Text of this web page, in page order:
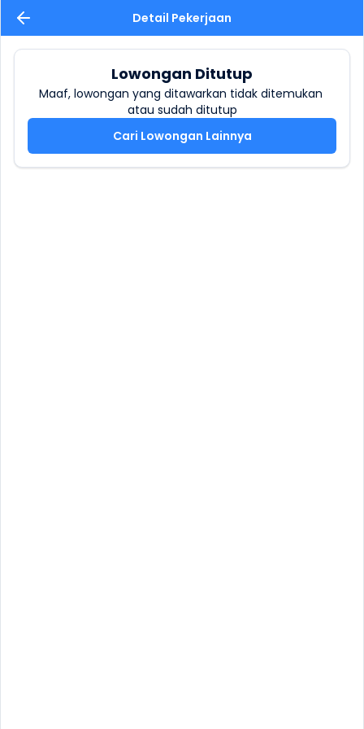
Detail Pekerjaan
Lowongan Ditutup
Maaf, lowongan yang ditawarkan tidak ditemukan
atau sudah ditutup
Cari Lowongan Lainnya